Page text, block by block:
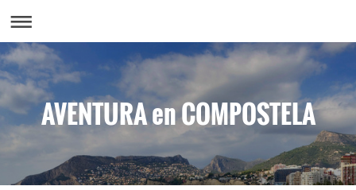
AVENTURA en COMPOSTELA